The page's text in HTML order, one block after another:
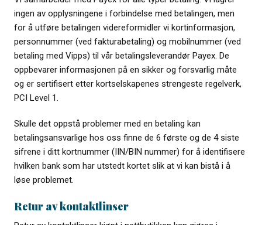
ingen av opplysningene i forbindelse med betalingen, men
for å utføre betalingen videreformidler vi kortinformasjon,
personnummer (ved fakturabetaling) og mobilnummer (ved
betaling med Vipps) til vår betalingsleverandør Payex. De
oppbevarer informasjonen på en sikker og forsvarlig måte
og er sertifisert etter kortselskapenes strengeste regelverk,
PCI Level 1.
Skulle det oppstå problemer med en betaling kan
betalingsansvarlige hos oss finne de 6 første og de 4 siste
sifrene i ditt kortnummer (IIN/BIN nummer) for å identifisere
hvilken bank som har utstedt kortet slik at vi kan bistå i å
løse problemet.
Retur av kontaktlinser